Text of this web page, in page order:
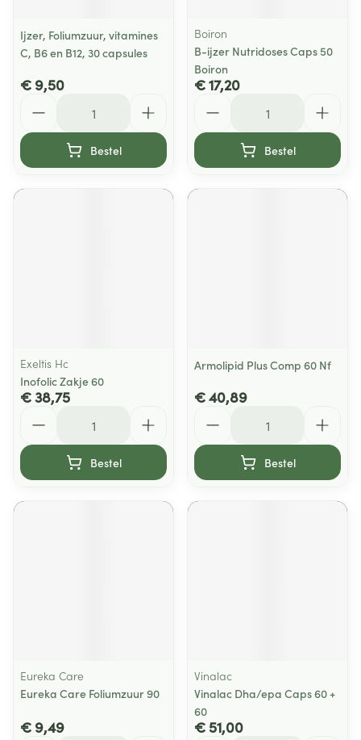
Ijzer, Foliumzuur, vitamines
C, B6 en B12, 30 capsules
€ 9,50
Bestel
Boiron
B-ijzer Nutridoses Caps 50
Boiron
€ 17,20
Bestel
Exeltis Hc
Inofolic Zakje 60
€ 38,75
Bestel
Armolipid Plus Comp 60 Nf
€ 40,89
Bestel
Eureka Care
Eureka Care Foliumzuur 90
€ 9,49
Vinalac
Vinalac Dha/epa Caps 60 +
60
€ 51,00